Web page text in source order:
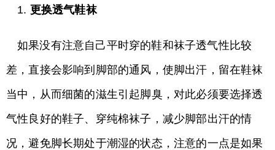
1. 更换透气鞋袜
如果没有注意自己平时穿的鞋和袜子透气性比较
差，直接会影响到脚部的通风，使脚出汗，留在鞋袜
当中，从而细菌的滋生引起脚臭，对此必须要选择透
气性良好的鞋子、穿纯棉袜子，减少脚部出汗的情
况，避免脚长期处于潮湿的状态，注意的一点是如果